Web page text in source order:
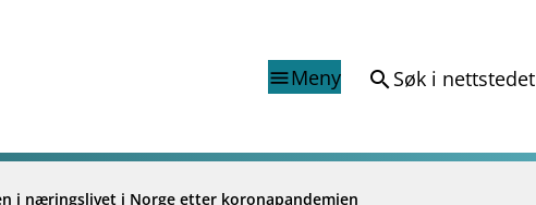
menuMeny search Søk i nettstedet
i næringslivet i Norge etter koronapandemien